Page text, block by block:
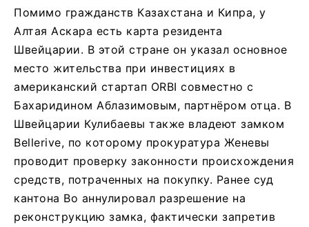
Помимо гражданств Казахстана и Кипра, у
Алтая Аскара есть карта резидента
Швейцарии. В этой стране он указал основное
место жительства при инвестициях в
американский стартап ORBI совместно с
Бахаридином Аблазимовым, партнёром отца. В
Швейцарии Кулибаевы также владеют замком
Bellerive, по которому прокуратура Женевы
проводит проверку законности происхождения
средств, потраченных на покупку. Ранее суд
кантона Во аннулировал разрешение на
реконструкцию замка, фактически запретив